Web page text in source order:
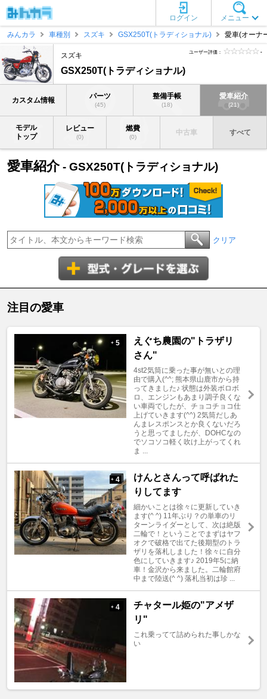
メニュー
ログイン
みんカラ
車種別 スズキ GSX250T(トラディショナル) 愛車(オーナ
スズキ
GSX250T(トラディショナル)
ユーザー評価： -
カスタム情報 パーツ
(45)
整備手帳
(18)
愛車紹介
(21)
モデル
トップ
レビュー
(0)
燃費
(0)
中古車 すべて
愛車紹介- GSX250T(トラディショナル)
クリア
注目の愛車
+ 5
えぐち農園の"トラザリ
さん"
4st2気筒に乗った事が無いとの理
由で購入(^^; 熊本県山鹿市から持
ってきました♪ 状態は外装ボロボ
ロ、エンジンもあまり調子良くな
い車両でしたが、チョコチョコ仕
上げていきます(^^) 2気筒だしあ
んまレスポンスとか良くないだろ
うと思ってましたが、DOHCなの
でソコソコ軽く吹け上がってくれ
ま ...
+ 4
けんとさんって呼ばれた
りしてます
細かいことは徐々に更新していき
ます(^ ^) 11年ぶり？の単車のリ
ターンライダーとして、次は絶版
二輪で！ということでまずはヤフ
オクで破格で出てた後期型のトラ
ザリを落札しました！徐々に自分
色にしていきます♪ 2019年5に納
車！金沢から来ました。二輪館府
中まで陸送(^ ^) 落札当初は珍 ...
+ 4
チャタール姫の"アメザ
リ"
これ乗ってて詰められた事しかな
い